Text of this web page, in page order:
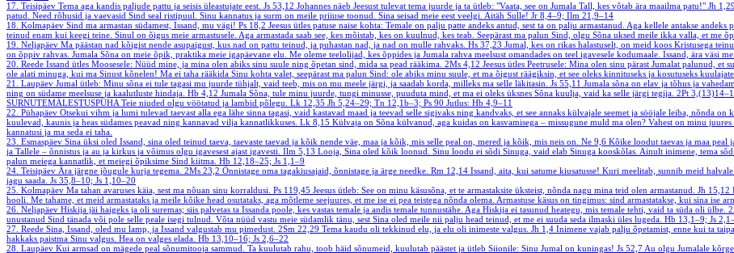
17. Teisipäev Tema aga kandis paljude pattu ja seisis üleastujate eest. Js 53,12 Johannes näeb Jeesust tulevat tema juurde ja ta ütleb: "Vaata, see on Jumala Tall, kes võtab ära maailma patu!" Jh 1,29
patud. Need rõhusid ja vaevasid Sind seal ristipuul. Sinu kannatus ja surm on meile priiuse toonud. Sina seisad meie eest veelgi. Aitäh Sulle! Jr 8,4–9; Ilm 21,9–14
18. Kolmapäev Sind ma armastan südamest, Issand, mu vägi! Ps 18,2 Jeesus ütles patuse naise kohta: Temale on palju patte andeks antud, sest ta on palju armastanud. Aga kellele antakse andeks
teinud enam kui keegi teine. Sinul on õigus meie armastusele. Aga armastada saab see, kes mõistab, kes on kuulnud, kes teab. Seepärast ma palun Sind, olgu Sõna uksed meile ikka valla, et me
19. Neljapäev Ma päästan nad kõigist nende asupaigust, kus nad on pattu teinud, ja puhastan nad, ja nad on mulle rahvaks. Hs 37,23 Jumal, kes on rikas halastuselt, on meid koos Kristusega
on õppiv rahvas. Jumala Sõna on meie õpik, praktika meie igapäevane elu. Me oleme teelolijad, kes õppides ja Jumala rahva meelsust omandades on teel igavesele kodumaale. Issand, ära väsi
20. Reede Issand ütles Moosesele: Nüüd mine, ja mina olen abiks sinu suule ning õpetan sind, mida sa pead rääkima. 2Ms 4,12 Jeesus ütles Peetrusele: Mina olen sinu pärast Jumalat palunud,
ole alati minuga, kui ma Sinust kõnelen! Ma ei taha rääkida Sinu kohta valet, seepärast ma palun Sind: ole abiks minu suule, et ma õigust räägiksin, et see oleks kinnituseks ja kosutuseks
21. Laupäev Jumal ütleb: Minu sõna ei tule tagasi mu juurde tühjalt, vaid teeb, mis on mu meele järgi, ja saadab korda, milleks ma selle läkitasin. Js 55,11 Jumala sõna on elav ja tõhus ja
ning on südame meelsuse ja kaalutluste hindaja. Hb 4,12 Jumala Sõna, tule minu juurde, tungi minusse, puuduta mind, et ma ei oleks üksnes Sõna kuulja, vaid ka selle järgi tegija. 2Pt
SURNUTEMÄLESTUSPÜHA Teie niuded olgu vöötatud ja lambid põlegu. Lk 12,35 Jh 5,24–29; Tn 12,1b–3; Ps 90 Jutlus: Hb 4,9–11
22. Pühapäev Otsekui vihm ja lumi tulevad taevast alla ega lähe sinna tagasi, vaid kastavad maad ja teevad selle sigivaks ning kandvaks, et see annaks külvajale seemet ja sööjale leiba, nõnda on
kuulevad, kaunis ja heas südames peavad ning kannavad vilja kannatlikkuses. Lk 8,15 Külvaja on Sõna külvanud, aga kuidas on kasvamisega – missugune muld ma olen? Vahest on minu
kannatusi ja ma seda ei taha.
23. Esmaspäev Sina üksi oled Issand, sina oled teinud taeva, taevaste taevad ja kõik nende väe, maa ja kõik, mis selle peal on, mered ja kõik, mis neis on. Ne 9,6 Kõike loodut taevas ja maa peal
ja Tallele – õnnistus ja au ja kirkus ja võimus olgu igavesest ajast igavesti. Ilm 5,13 Looja, Sina oled kõik loonud. Sinu loodu ei sõdi Sinuga, vaid elab Sinuga kooskõlas. Ainult inimene, tema
palun meiega kannatlik, et meiegi õpiksime Sind kiitma. Hb 12,18–25; Js 1,1–9
24. Teisipäev Ära järgne jõugule kurja tegema. 2Ms 23,2 Õnnistage oma tagakiusajaid, õnnistage ja ärge needke. Rm 12,14 Issand, aita, kui satume kiusatusse! Kuri meelitab, sunnib meid
jagu saada. Js 35,8–10; Js 1,10–20
25. Kolmapäev Ma tahan avaruses käia, sest ma nõuan sinu korraldusi. Ps 119,45 Jeesus ütleb: See on minu käsusõna, et te armastaksite üksteist, nõnda nagu mina teid olen armastanud. Jh 15,12
hooli. Me tahame, et meid armastataks ja meile kõike head osutataks, aga mõtleme seejuures, et me ise ei pea teistega nõnda olema. Armastuse käsus on tingimus: sind armastatakse, kui sina ise
26. Neljapäev Hiskija jäi haigeks ja oli suremas; siis palvetas ta Issanda poole, kes vastas temale ja andis temale tunnustähe. Aga Hiskija ei tasunud heategu, mis temale tehti, vaid ta süda oli ülbe.
unustanud Sind tänada või pole selle peale isegi tulnud. Võta nüüd vastu meie südamlik tänu, sest Sina oled meile nii palju head teinud, et me ei suuda seda ilmaski üles lugeda. Hb 13,1–9; Js
27. Reede Sina, Issand, oled mu lamp, ja Issand valgustab mu pimedust. 2Sm 22,29 Tema kaudu oli tekkinud elu, ja elu oli inimeste valgus. Jh 1,4 Inimene vajab palju õpetamist, enne kui ta
hakkaks paistma Sinu valgus. Hea on valges elada. Hb 13,10–16; Js 2,6–22
28. Laupäev Kui armsad on mägede peal sõnumitooja sammud. Ta kuulutab rahu, toob häid sõnumeid, kuulutab päästet ja ütleb Siionile: Sinu Jumal on kuningas! Js 52,7 Au olgu Jumalale